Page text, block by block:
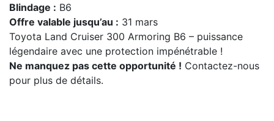
Blindage : B6
Offre valable jusqu’au : 31 mars
Toyota Land Cruiser 300 Armoring B6 – puissance
légendaire avec une protection impénétrable !
Ne manquez pas cette opportunité ! Contactez-nous
pour plus de détails.